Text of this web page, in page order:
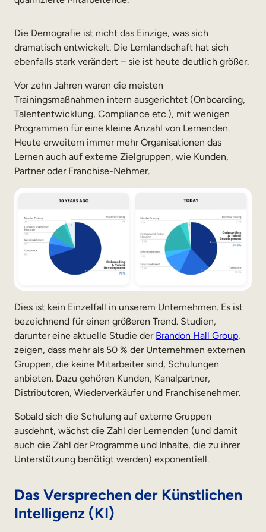
Die Demografie ist nicht das Einzige, was sich
dramatisch entwickelt. Die Lernlandschaft hat sich
ebenfalls stark verändert – sie ist heute deutlich größer.
Vor zehn Jahren waren die meisten
Trainingsmaßnahmen intern ausgerichtet (Onboarding,
Talententwicklung, Compliance etc.), mit wenigen
Programmen für eine kleine Anzahl von Lernenden.
Heute erweitern immer mehr Organisationen das
Lernen auch auf externe Zielgruppen, wie Kunden,
Partner oder Franchise-Nehmer.
Dies ist kein Einzelfall in unserem Unternehmen. Es ist
bezeichnend für einen größeren Trend. Studien,
darunter eine aktuelle Studie der Brandon Hall Group,
zeigen, dass mehr als 50 % der Unternehmen externen
Gruppen, die keine Mitarbeiter sind, Schulungen
anbieten. Dazu gehören Kunden, Kanalpartner,
Distributoren, Wiederverkäufer und Franchisenehmer.
Sobald sich die Schulung auf externe Gruppen
ausdehnt, wächst die Zahl der Lernenden (und damit
auch die Zahl der Programme und Inhalte, die zu ihrer
Unterstützung benötigt werden) exponentiell.
Das Versprechen der Künstlichen
Intelligenz (KI)